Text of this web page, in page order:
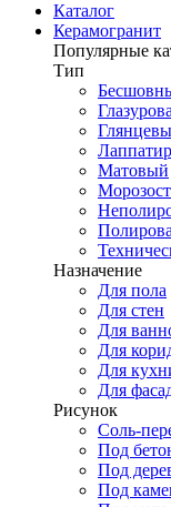
Каталог
Керамогранит
Популярные
Тип
Матовый
Назначение
Для пола
Для стен
Для
Для
Для
Для
Рисунок
Соль-
Под
Под
Под